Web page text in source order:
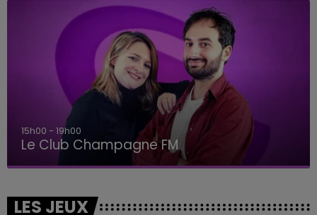
15h00 - 19h00
Le Club Champagne FM
LES JEUX